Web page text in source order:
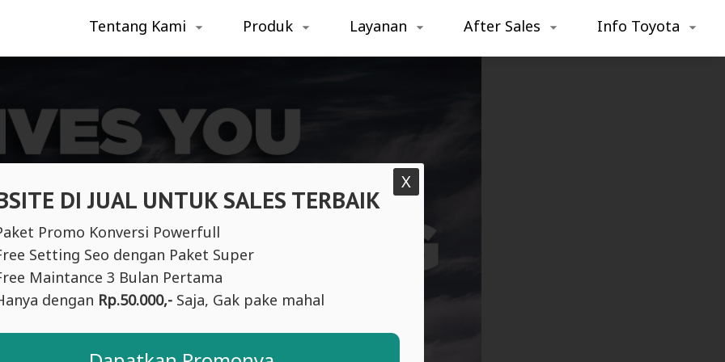
DI JUAL UNTUK SALES TERBAIK
Promo Konversi Powerfull
Setting Seo dengan Paket Super
Maintance 3 Bulan Pertama
dengan Rp.50.000,-Saja, Gak pake mahal
X
Tentang Kami Produk Layanan After Sales Info Toyota